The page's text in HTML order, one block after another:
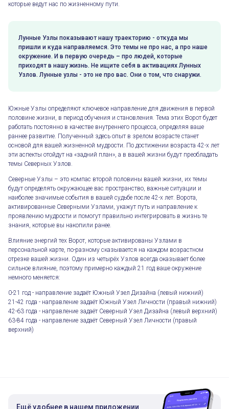
которые ведут нас по жизненному пути.
Лунные Узлы показывают нашу траекторию - откуда мы
пришли и куда направляемся. Это темы не про нас, а про наше
окружение. И в первую очередь – про людей, которые
приходят в нашу жизнь. Не ищите себя в активациях Лунных
Узлов. Лунные узлы - это не про вас. Они о том, что снаружи.
Южные Узлы определяют ключевое направление для движения в первой
половине жизни, в период обучения и становления. Тема этих Ворот будет
работать постоянно в качестве внутреннего процесса, определяя ваше
раннее развитие. Полученный здесь опыт в зрелом возрасте станет
основой для вашей жизненной мудрости. По достижении возраста 42-х лет
эти аспекты отойдут на «задний план», а в вашей жизни будут преобладать
темы Северных Узлов.
Северные Узлы – это компас второй половины вашей жизни, их темы
будут определять окружающее вас пространство, важные ситуации и
наиболее значимые события в вашей судьбе после 42-х лет. Ворота,
активированные Северными Узлами, укажут путь и направление к
проявлению мудрости и помогут правильно интегрировать в жизнь те
знания, которые вы накопили ранее.
Влияние энергий тех Ворот, которые активированы Узлами в
персональной карте, по-разному сказывается на каждом возрастном
отрезке вашей жизни. Один из четырёх Узлов всегда оказывает более
сильное влияние, поэтому примерно каждый 21 год ваше окружение
немного меняется:
0-21 год - направление задаёт Южный Узел Дизайна (левый нижний)
21-42 года - направление задаёт Южный Узел Личности (правый нижний)
42-63 года - направление задаёт Северный Узел Дизайна (левый верхний)
63-84 года - направление задаёт Северный Узел Личности (правый
верхний)
Ещё удобнее в нашем приложении